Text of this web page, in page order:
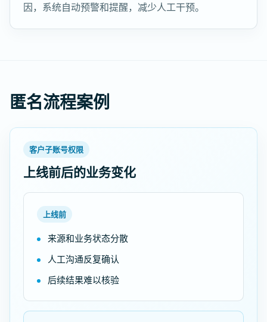
因，系统自动预警和提醒，减少人工干预。
匿名流程案例
客户子账号权限
上线前后的业务变化
上线前
来源和业务状态分散
人工沟通反复确认
后续结果难以核验